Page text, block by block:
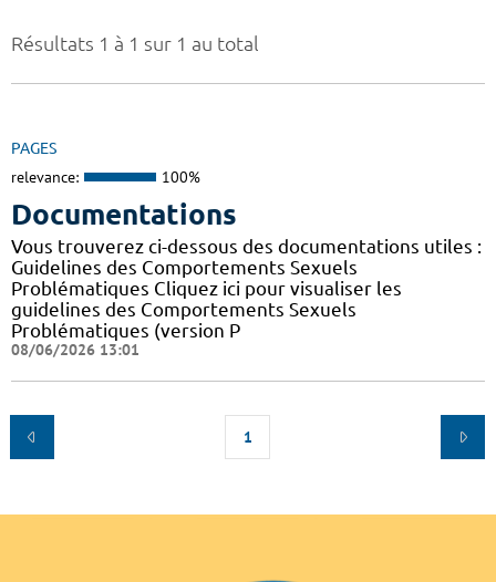
Résultats 1 à 1 sur 1 au total
PAGES
relevance: 100%
Documentations
Vous trouverez ci-dessous des documentations utiles :
Guidelines des Comportements Sexuels
Problématiques Cliquez ici pour visualiser les
guidelines des Comportements Sexuels
Problématiques (version P
08/06/2026 13:01
1